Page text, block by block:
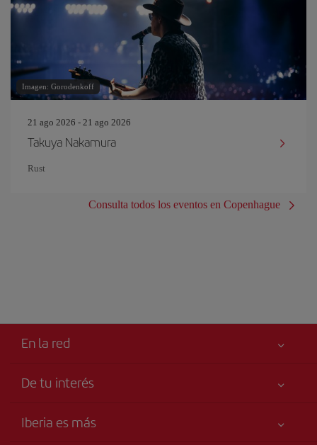
Imagen: Gorodenkoff
21 ago 2026 - 21 ago 2026
Takuya Nakamura
Rust
Consulta todos los eventos en Copenhague
En la red
De tu interés
Tu seguridad es lo primero
Iberia es más